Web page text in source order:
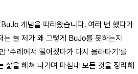
개념을 따라왔습니다. 여러 번 했다가
는 늘 제가 왜 그렇게 BuJo를 못하는지
‘수레에서 떨어졌다가 다시 올라타기’를
삶을 헤쳐 나가며 마침내 모든 것을 정리해